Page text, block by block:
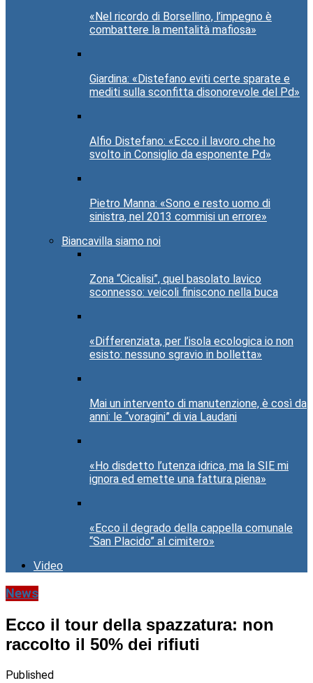
«Nel ricordo di Borsellino, l’impegno è
combattere la mentalità mafiosa»
Giardina: «Distefano eviti certe sparate e
mediti sulla sconfitta disonorevole del Pd»
Alfio Distefano: «Ecco il lavoro che ho
svolto in Consiglio da esponente Pd»
Pietro Manna: «Sono e resto uomo di
sinistra, nel 2013 commisi un errore»
Biancavilla siamo noi
Zona “Cicalisi”, quel basolato lavico
sconnesso: veicoli finiscono nella buca
«Differenziata, per l’isola ecologica io non
esisto: nessuno sgravio in bolletta»
Mai un intervento di manutenzione, è così da
anni: le “voragini” di via Laudani
«Ho disdetto l’utenza idrica, ma la SIE mi
ignora ed emette una fattura piena»
«Ecco il degrado della cappella comunale
“San Placido” al cimitero»
Video
News
Ecco il tour della spazzatura: non
raccolto il 50% dei rifiuti
Published